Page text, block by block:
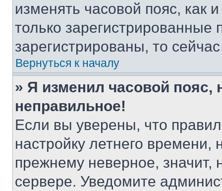
изменять часовой пояс, как
только
зарегистрированы, то
Вернуться к началу
» Я изменил часовой пояс,
неправильное!
Если вы уверены, что
настройку летнего
прежнему неверное, значит,
сервере. Уведомите